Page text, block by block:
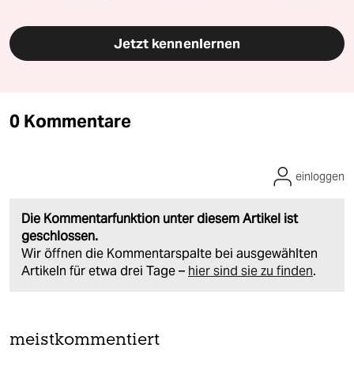
Jetzt kennenlernen
0 Kommentare
Die Kommentarfunktion unter diesem Artikel ist
geschlossen.
Wir öffnen die Kommentarspalte bei ausgewählten
Artikeln für etwa drei Tage – hier sind sie zu finden.
einloggen
meistkommentiert